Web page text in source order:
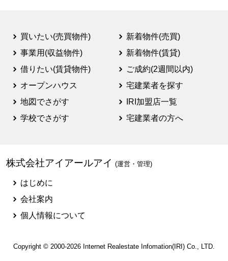
買いたい(売買物件)
事業用(収益物件)
借りたい(賃貸物件)
オープンハウス
地図でさがす
学校でさがす
新着物件(売買)
新着物件(賃貸)
ご成約(2週間以内)
宅建業者を探す
IRI加盟店一覧
宅建業者の方へ
株式会社アイアールアイ (運営・管理)
はじめに
会社案内
個人情報について
Copyright © 2000-2026 Internet Realestate Infomation(IRI) Co., LTD.